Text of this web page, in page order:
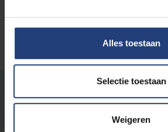
Alles toestaan
Selectie toestaan
Weigeren
Laat het ons weten